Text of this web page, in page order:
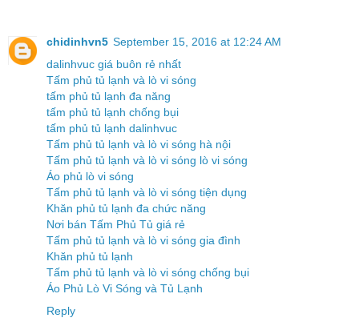
chidinhvn5 September 15, 2016 at 12:24 AM
dalinhvuc giá buôn rẻ nhất
Tấm phủ tủ lạnh và lò vi sóng
tấm phủ tủ lạnh đa năng
tấm phủ tủ lạnh chống bụi
tấm phủ tủ lạnh dalinhvuc
Tấm phủ tủ lạnh và lò vi sóng hà nội
Tấm phủ tủ lạnh và lò vi sóng lò vi sóng
Áo phủ lò vi sóng
Tấm phủ tủ lạnh và lò vi sóng tiện dụng
Khăn phủ tủ lạnh đa chức năng
Nơi bán Tấm Phủ Tủ giá rẻ
Tấm phủ tủ lạnh và lò vi sóng gia đình
Khăn phủ tủ lạnh
Tấm phủ tủ lạnh và lò vi sóng chống bụi
Áo Phủ Lò Vi Sóng và Tủ Lạnh
Reply